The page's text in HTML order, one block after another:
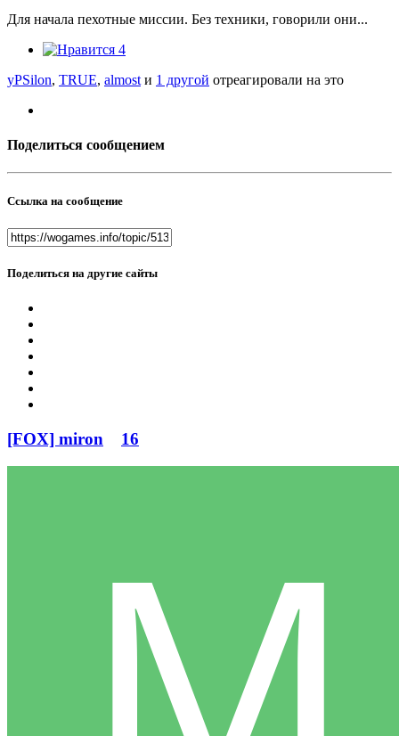
Для начала пехотные миссии. Без техники, говорили они...
4
yPSilon, TRUE, almost и 1 другой отреагировали на это
Поделиться сообщением
Ссылка на сообщение
Поделиться на другие сайты
[FOX] miron 16